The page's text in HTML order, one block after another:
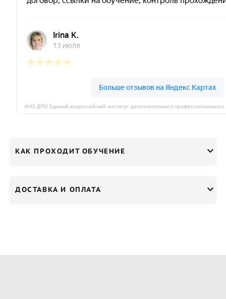
КАК ПРОХОДИТ ОБУЧЕНИЕ
ДОСТАВКА И ОПЛАТА